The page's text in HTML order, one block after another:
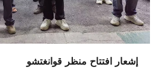
إشعار افتتاح منظر قوانغتشو